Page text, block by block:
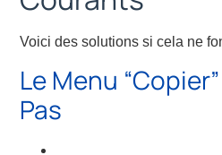
Voici des solutions si cela ne
Le Menu
Pas